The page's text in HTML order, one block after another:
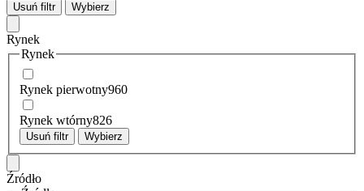
Usuń filtr Wybierz
Rynek
Rynek
Rynek pierwotny960
Rynek wtórny826
Usuń filtr Wybierz
Źródło